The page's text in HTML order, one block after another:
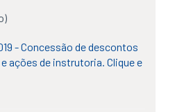
- Concessão de descontos
ações de instrutoria. Clique e